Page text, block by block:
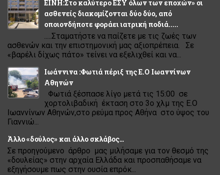
ΕΙΝΗ:Στο καλύτερο ΕΣΥ όλων των εποχών» οι
ασθενείς διακομίζονται δύο δύο, από
οποιονδήποτε φοράει ιατρική ποδιά.....
.....Σταματήστε να παίζετε με τις ζωές των
ασθενών και την επιστημονική μας αξιοπρέπεια. Σε
«βαρέλι δίχως πάτο» τείνει να εξελιχθεί και να...
Ιωάννινα :Φωτιά πέριξ της Ε.Ο Ιωαννίνων
Αθηνών
Φωτιά ξέσπασε λίγο μετά τις 15:00 σε
χορτολιβαδική έκταση στο 3ο χλμ της Ε.Ο
Ιωαννίνων Αθηνών,στο ρεύμα προς Αθήνα στο ύψος του
Γιαννιώ...
Άλλο «δούλος» και άλλο σκλάβος…
Σε προηγούμενο άρθρο μας μιλήσαμε για τον θεσμό της
«δουλείας» στην αρχαία Ελλάδα και προσπαθήσαμε να
εξηγήσουμε πως στην ουσία επρόκ...